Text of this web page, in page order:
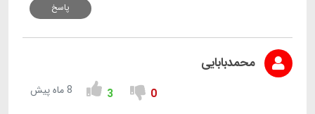
پاسخ
محمدبابایی
0
3 8 ماه پیش